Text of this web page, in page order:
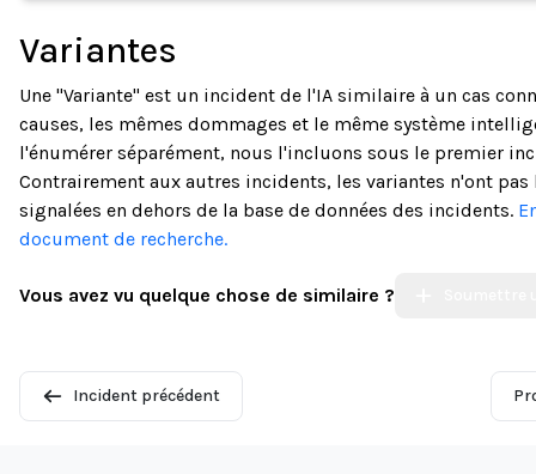
Variantes
Une "Variante" est un incident de l'IA similaire à un cas
causes, les mêmes dommages et le même système
l'énumérer séparément, nous l'incluons sous le premier
Contrairement aux autres incidents, les variantes n'ont pas
signalées en dehors de la base de données des incidents.
document de recherche.
Vous avez vu quelque chose de similaire ?
Incident précédent